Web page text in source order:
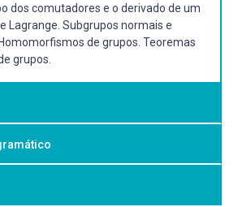
dos comutadores e o derivado de um
Lagrange. Subgrupos normais e
de grupos. Teoremas
grupos.